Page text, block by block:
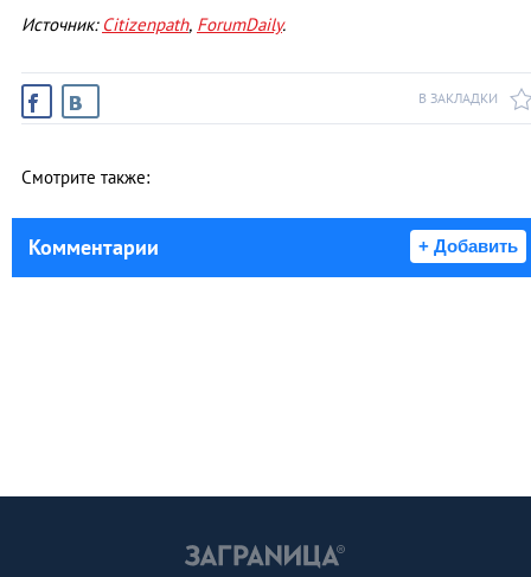
Источник: Citizenpath, ForumDaily.
В ЗАКЛАДКИ
Смотрите также:
Комментарии + Добавить